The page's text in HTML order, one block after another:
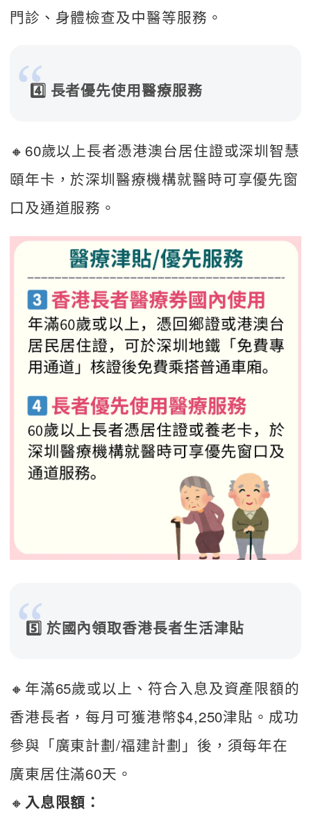
門診、身體檢查及中醫等服務。
4️⃣ 長者優先使用醫療服務
🔸60歲以上長者憑港澳台居住證或深圳智慧
頤年卡，於深圳醫療機構就醫時可享優先窗
口及通道服務。
5️⃣ 於國內領取香港長者生活津貼
🔸年滿65歲或以上、符合入息及資產限額的
香港長者，每月可獲港幣$4,250津貼。成功
參與「廣東計劃/福建計劃」後，須每年在
廣東居住滿60天。
🔸 入息限額：